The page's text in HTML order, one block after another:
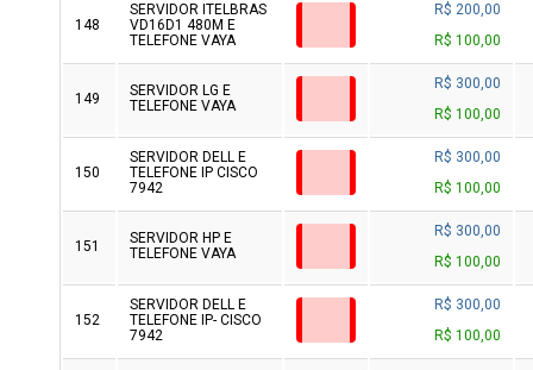
148
SERVIDOR ITELBRAS
VD16D1 480M E
TELEFONE VAYA
R$ 200,00
R$ 100,00
149
SERVIDOR LG E
TELEFONE VAYA
R$ 300,00
R$ 100,00
150
SERVIDOR DELL E
TELEFONE IP CISCO
7942
R$ 300,00
R$ 100,00
151
SERVIDOR HP E
TELEFONE VAYA
R$ 300,00
R$ 100,00
152
SERVIDOR DELL E
TELEFONE IP- CISCO
7942
R$ 300,00
R$ 100,00